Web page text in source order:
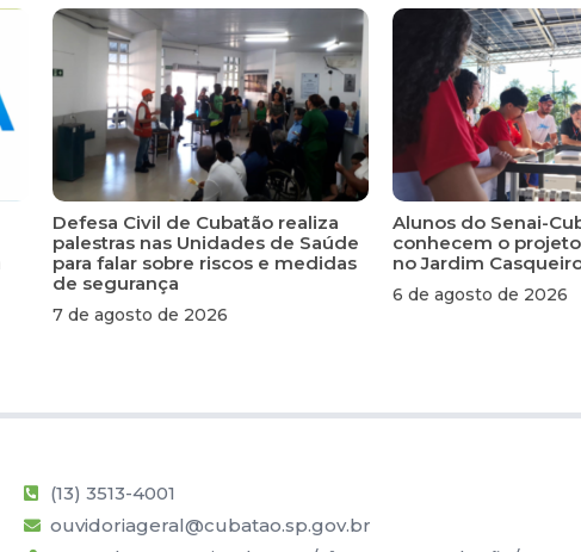
Defesa Civil de Cubatão realiza
palestras nas Unidades de Saúde
para falar sobre riscos e medidas
de segurança
7 de agosto de 2026
Alunos do Senai-
conhecem o
no Jardim
6 de agosto de 2026
(13) 3513-4001
ouvidoriageral@cubatao.sp.gov.br